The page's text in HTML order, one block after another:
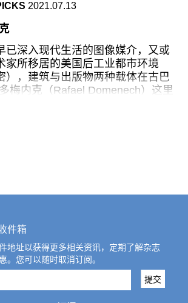
与真实物件相差无几。艺术家后期
拉伸、缝合让这幅由AI生成的中产
态倒错，暴露出平滑图像的遮蔽技
照的是斜墙背后的工作室空间，地
、不规则的水渍纹理、四处散落的
盘”系列，2023）共同构成了某种更
景。这里设有一个黑色壁炉，炉内
2021.07.13
已深入现代生活的图像媒介，又或
家所移居的美国后工业都市环境
），建筑与出版物两种载体在古巴
梅内克（Rafael Domenech）这里
也扩展到人居尺度：展厅天花板吊
，带有不规则弧形切口的巨型桌面
彻底打碎。
策划的平行项目“合作，为了污染，
策展人杨天歌与贾斯汀·波莱拉
）邀请多组北京的艺术家或艺术团
件箱
地址以获得更多相关资讯，定期了解杂志
。您可以随时取消订阅。
提交